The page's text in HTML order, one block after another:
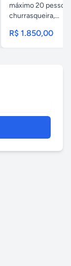
máximo 20
churrasqueira,...
R$ 1.850,00